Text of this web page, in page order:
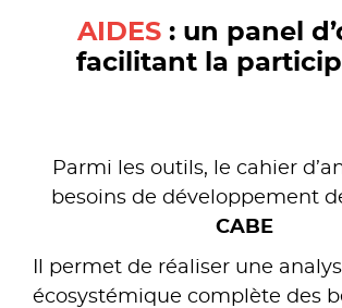
AIDES : un panel
facilitant la
Parmi les outils, le cahier
besoins de développement
CABE
Il permet de réaliser une
écosystémique complète des